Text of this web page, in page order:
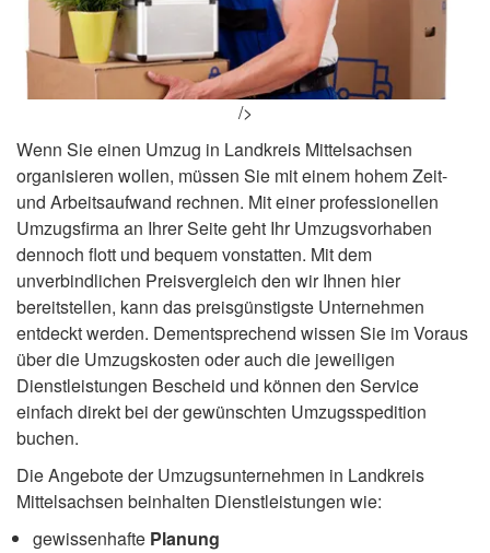
/>
Wenn Sie einen Umzug in Landkreis Mittelsachsen
organisieren wollen, müssen Sie mit einem hohem Zeit-
und Arbeitsaufwand rechnen. Mit einer professionellen
Umzugsfirma an Ihrer Seite geht Ihr Umzugsvorhaben
dennoch flott und bequem vonstatten. Mit dem
unverbindlichen Preisvergleich den wir Ihnen hier
bereitstellen, kann das preisgünstigste Unternehmen
entdeckt werden. Dementsprechend wissen Sie im Voraus
über die Umzugskosten oder auch die jeweiligen
Dienstleistungen Bescheid und können den Service
einfach direkt bei der gewünschten Umzugsspedition
buchen.
Die Angebote der Umzugsunternehmen in Landkreis
Mittelsachsen beinhalten Dienstleistungen wie:
gewissenhafte Planung